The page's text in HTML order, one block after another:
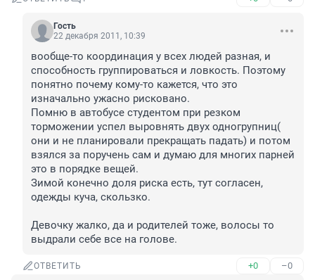
Гость
22 декабря 2011, 10:39
вообще-то координация у всех людей разная, и
способность группироваться и ловкость. Поэтому
понятно почему кому-то кажется, что это
изначально ужасно рисковано.
Помню в автобусе студентом при резком
торможении успел выровнять двух одногрупниц(
они и не планировали прекращать падать) и потом
взялся за поручень сам и думаю для многих парней
это в порядке вещей.
Зимой конечно доля риска есть, тут согласен,
одежды куча, скользко.
Девочку жалко, да и родителей тоже, волосы то
выдрали себе все на голове.
ОТВЕТИТЬ +0 –0